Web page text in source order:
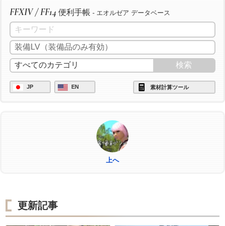
FFXIV / FF14 便利手帳 - エオルゼア データベース
JP EN 素材計算ツール
上へ
更新記事